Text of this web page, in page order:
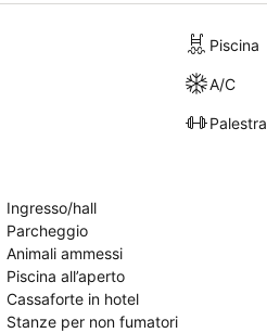
Piscina
A/C
Palestra
Ingresso/hall
Parcheggio
Animali ammessi
Piscina all’aperto
Cassaforte in hotel
Stanze per non fumatori